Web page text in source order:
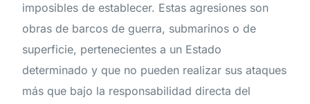
imposibles de establecer. Estas agresiones son
obras de barcos de guerra, submarinos o de
superficie, pertenecientes a un Estado
determinado y que no pueden realizar sus ataques
más que bajo la responsabilidad directa del